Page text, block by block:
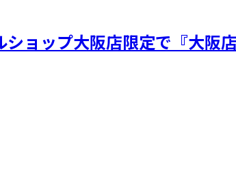
ョップ大阪店限定で『大阪